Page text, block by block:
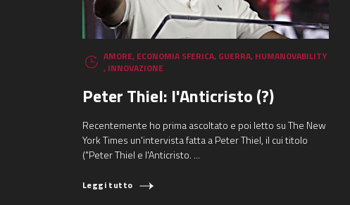
AMORE, ECONOMIA SFERICA, GUERRA, HUMANOVABILITY
, INNOVAZIONE
Peter Thiel: l'Anticristo (?)
Recentemente ho prima ascoltato e poi letto su The New
York Times un'intervista fatta a Peter Thiel, il cui titolo
("Peter Thiel e l'Anticristo. ...
Leggi tutto